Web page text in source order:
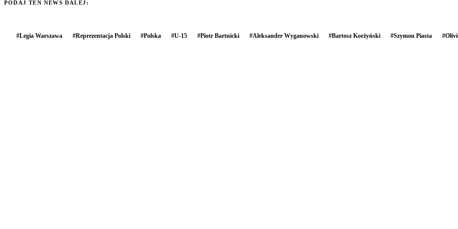
PODAJ TEN NEWS DALEJ:
#Legia Warszawa #Reprezentacja Polski #Polska #U-15 #Piotr Bartnicki #Aleksander Wyganowski #Bartosz Korżyński #Szymon Piasta #